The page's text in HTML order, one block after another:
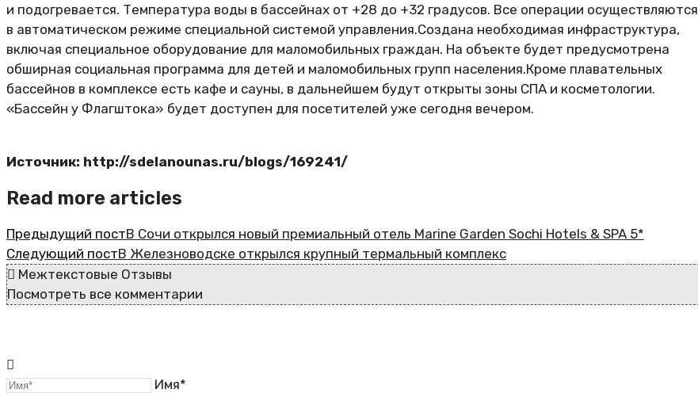
и подогревается. Температура воды в бассейнах от +28 до +32 градусов. Все операции осуществляются
в автоматическом режиме специальной системой управления.Создана необходимая инфраструктура,
включая специальное оборудование для маломобильных граждан. На объекте будет предусмотрена
обширная социальная программа для детей и маломобильных групп населения.Кроме плавательных
бассейнов в комплексе есть кафе и сауны, в дальнейшем будут открыты зоны СПА и косметологии.
«Бассейн у Флагштока» будет доступен для посетителей уже сегодня вечером.
Источник: http://sdelanounas.ru/blogs/169241/
Read more articles
Предыдущий постВ Сочи открылся новый премиальный отель Marine Garden Sochi Hotels & SPA 5*
Следующий постВ Железноводске открылся крупный термальный комплекс
Межтекстовые Отзывы
Посмотреть все комментарии
Имя*